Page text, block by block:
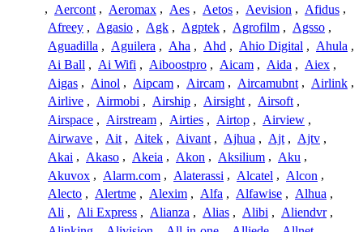
, Aercont , Aeromax , Aes , Aetos , Aevision , Afidus ,
Afreey , Agasio , Agk , Agptek , Agrofilm , Agsso ,
Aguadilla , Aguilera , Aha , Ahd , Ahio Digital , Ahula ,
Ai Ball , Ai Wifi , Aiboostpro , Aicam , Aida , Aiex ,
Aigas , Ainol , Aipcam , Aircam , Aircamubnt , Airlink ,
Airlive , Airmobi , Airship , Airsight , Airsoft ,
Airspace , Airstream , Airties , Airtop , Airview ,
Airwave , Ait , Aitek , Aivant , Ajhua , Ajt , Ajtv ,
Akai , Akaso , Akeia , Akon , Aksilium , Aku ,
Akuvox , Alarm.com , Alaterassi , Alcatel , Alcon ,
Alecto , Alertme , Alexim , Alfa , Alfawise , Alhua ,
Ali , Ali Express , Alianza , Alias , Alibi , Aliendvr ,